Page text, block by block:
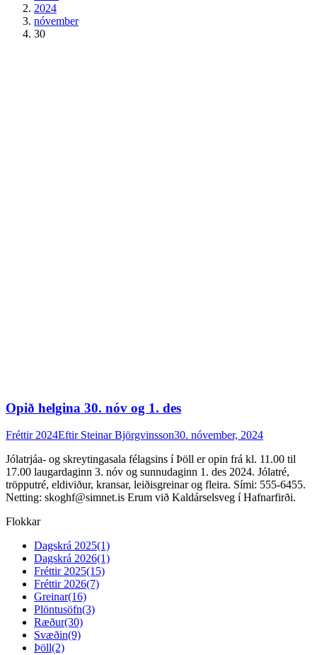
2024
nóvember
30
Opið helgina 30. nóv og 1. des
Fréttir 2024Eftir Steinar Björgvinsson30. nóvember, 2024
Jólatrjáa- og skreytingasala félagsins í Þöll er opin frá kl. 11.00 til
17.00 laugardaginn 3. nóv og sunnudaginn 1. des 2024. Jólatré,
tröpputré, eldiviður, kransar, leiðisgreinar og fleira. Sími: 555-6455.
Netting: skoghf@simnet.is Erum við Kaldárselsveg í Hafnarfirði.
Flokkar
Dagskrá 2025(1)
Dagskrá 2026(1)
Fréttir 2025(15)
Fréttir 2026(7)
Greinar(16)
Plöntusöfn(3)
Ræður(30)
Svæðin(9)
Þöll(2)